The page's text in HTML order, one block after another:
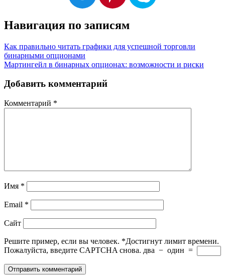
Навигация по записям
Как правильно читать графики для успешной торговли
бинарными опционами
Мартингейл в бинарных опционах: возможности и риски
Добавить комментарий
Комментарий *
Имя *
Email *
Сайт
Решите пример, если вы человек. *Достигнут лимит времени.
Пожалуйста, введите CAPTCHA снова. два − один =